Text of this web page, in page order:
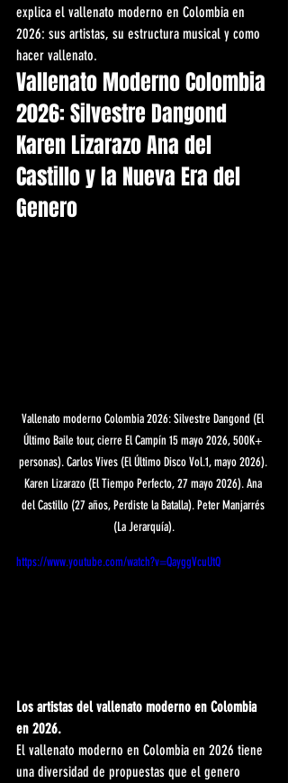
explica el vallenato moderno en Colombia en
2026: sus artistas, su estructura musical y como
hacer vallenato.
Vallenato Moderno Colombia
2026: Silvestre Dangond
Karen Lizarazo Ana del
Castillo y la Nueva Era del
Genero
Vallenato moderno Colombia 2026: Silvestre Dangond (El
Último Baile tour, cierre El Campín 15 mayo 2026, 500K+
personas). Carlos Vives (El Último Disco Vol.1, mayo 2026).
Karen Lizarazo (El Tiempo Perfecto, 27 mayo 2026). Ana
del Castillo (27 años, Perdiste la Batalla). Peter Manjarrés
(La Jerarquía).
https://www.youtube.com/watch?v=QayggVcuUtQ
Los artistas del vallenato moderno en Colombia
en 2026.
El vallenato moderno en Colombia en 2026 tiene
una diversidad de propuestas que el genero